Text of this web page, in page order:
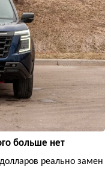
больше нет
реально замен